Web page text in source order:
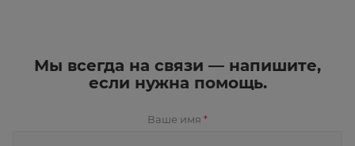
Мы всегда на связи — напишите,
если нужна помощь.
Ваше имя *